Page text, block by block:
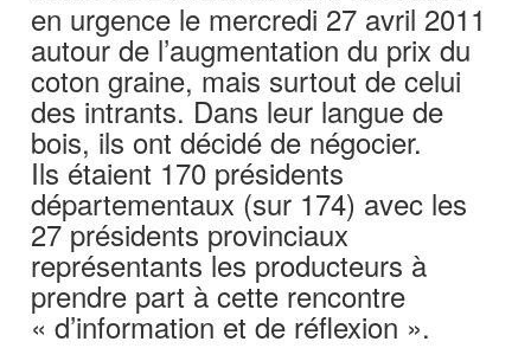
en urgence le mercredi 27 avril 2011
autour de l’augmentation du prix du
coton graine, mais surtout de celui
des intrants. Dans leur langue de
bois, ils ont décidé de négocier.
Ils étaient 170 présidents
départementaux (sur 174) avec les
27 présidents provinciaux
représentants les producteurs à
prendre part à cette rencontre
« d’information et de réflexion ».